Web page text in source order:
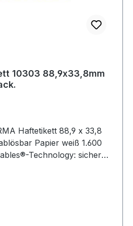
10303 88,9x33,8mm
Haftetikett 88,9 x 33,8
Papier weiß 1.600